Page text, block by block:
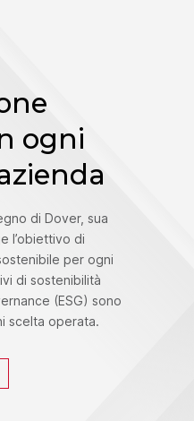
ogni
di Dover, sua
l’obiettivo di
per ogni
di sostenibilità
(ESG) sono
scelta operata.